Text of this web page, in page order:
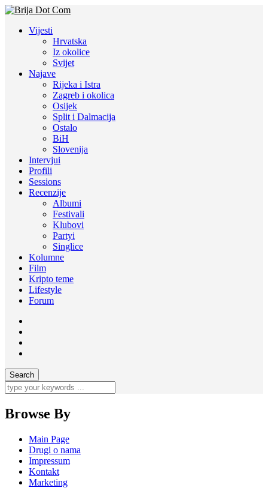
Vijesti
Hrvatska
Iz okolice
Svijet
Najave
Rijeka i Istra
Zagreb i okolica
Osijek
Split i Dalmacija
Ostalo
BiH
Slovenija
Intervjui
Profili
Sessions
Recenzije
Albumi
Festivali
Klubovi
Partyi
Singlice
Kolumne
Film
Kripto teme
Lifestyle
Forum
Browse By
Main Page
Drugi o nama
Impressum
Kontakt
Marketing